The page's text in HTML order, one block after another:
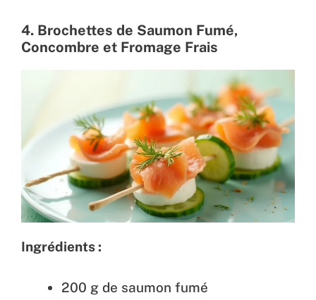
4. Brochettes de Saumon Fumé,
Concombre et Fromage Frais
Ingrédients :
200 g de saumon fumé